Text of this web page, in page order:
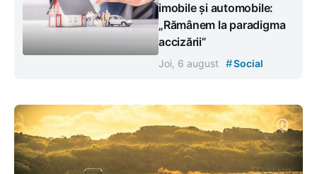
imobile și automobile:
„Rămânem la paradigma
accizării”
Joi, 6 august #Social